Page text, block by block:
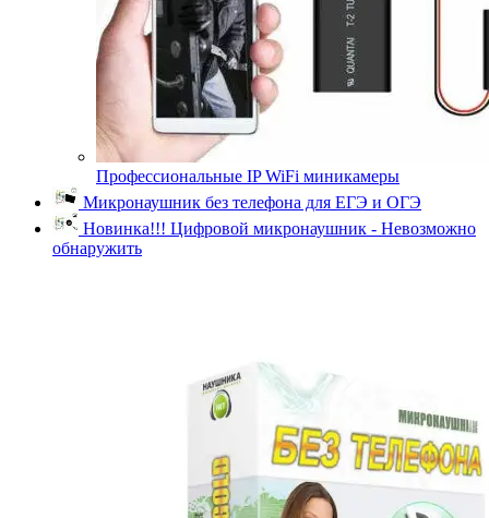
Профессиональные IP WiFi миникамеры
Микронаушник без телефона для ЕГЭ и ОГЭ
Новинка!!! Цифровой микронаушник - Невозможно
обнаружить